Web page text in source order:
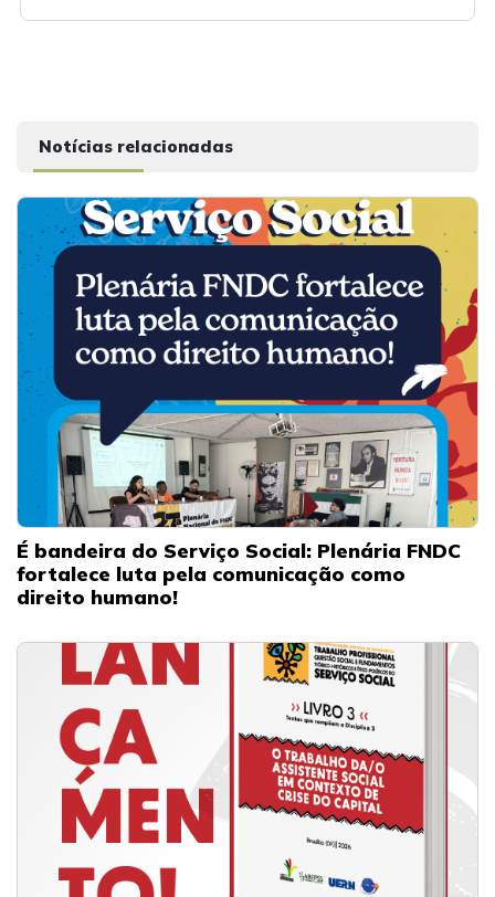
Notícias relacionadas
É bandeira do Serviço Social: Plenária FNDC
fortalece luta pela comunicação como
direito humano!